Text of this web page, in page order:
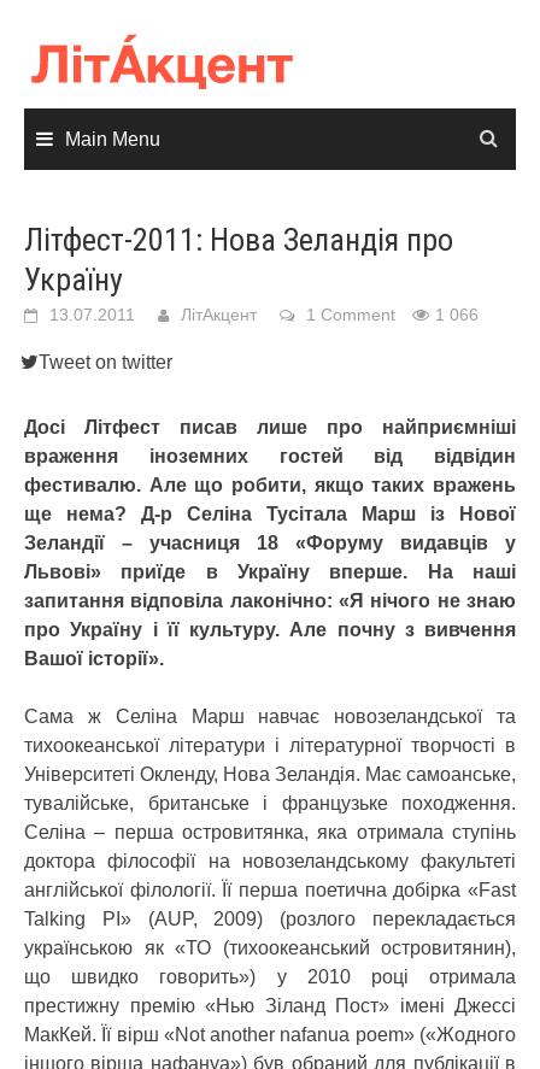
content
Main Menu
Літфест-2011: Нова Зеландія про
Україну
13.07.2011 ЛітАкцент 1 Comment 1 066
Tweet on twitter
Досі Літфест писав лише про найприємніші
враження іноземних гостей від відвідин
фестивалю. Але що робити, якщо таких вражень
ще нема? Д-р Селіна Тусітала Марш із Нової
Зеландії – учасниця 18 «Форуму видавців у
Львові» приїде в Україну вперше. На наші
запитання відповіла лаконічно: «Я нічого не знаю
про Україну і її культуру. Але почну з вивчення
Вашої історії».
Сама ж Селіна Марш навчає новозеландської та
тихоокеанської літератури і літературної творчості в
Університеті Окленду, Нова Зеландія. Має самоанське,
тувалійське, британське і французьке походження.
Селіна – перша островитянка, яка отримала ступінь
доктора філософії на новозеландському факультеті
англійської філології. Її перша поетична добірка «Fast
Talking PI» (AUP, 2009) (розлого перекладається
українською як «ТО (тихоокеанський островитянин),
що швидко говорить») у 2010 році отримала
престижну премію «Нью Зіланд Пост» імені Джессі
МакКей. Її вірш «Not another nafanua poem» («Жодного
іншого вірша нафануа») був обраний для публікації в